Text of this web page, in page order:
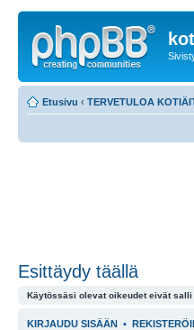
Etusivu ‹ TERVETULOA
Esittäydy täällä
Käytössäsi olevat oikeudet eivät salli
KIRJAUDU SISÄÄN •